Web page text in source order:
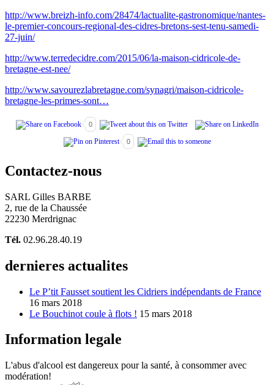
http://www.breizh-info.com/28474/lactualite-gastronomique/nantes-
le-premier-concours-regional-des-cidres-bretons-sest-tenu-samedi-
27-juin/
http://www.terredecidre.com/2015/06/la-maison-cidricole-de-
bretagne-est-nee/
http://www.savourezlabretagne.com/synagri/maison-cidricole-
bretagne-les-primes-sont…
0
0
Contactez-nous
SARL Gilles BARBE
2, rue de la Chaussée
22230 Merdrignac
Tél. 02.96.28.40.19
dernieres actualites
Le P’tit Fausset soutient les Cidriers indépendants de France
16 mars 2018
Le Bouchinot coule à flots ! 15 mars 2018
Information legale
L'abus d'alcool est dangereux pour la santé, à consommer avec
modération!